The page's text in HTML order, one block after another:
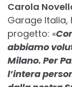
Carola
Garage Italia,
progetto: «
abbiamo
Milano. Per
l’intera